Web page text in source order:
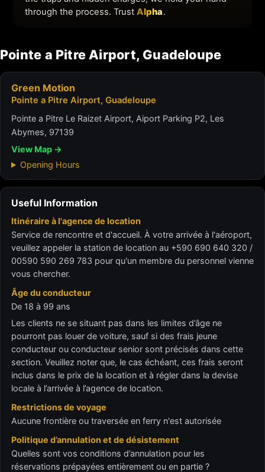
Pointe a Pitre Airport, Guadeloupe
Green Motion
Pointe a Pitre Airport, Guadeloupe
Pointe a Pitre Le Raizet Airport, Aiport Parking P2, Les
Abymes, 97139
View Map →
Opening Hours
Useful Information
Itinéraire à l'agence de location
Service de rencontre et d'accueil. À votre arrivée à l'aéroport,
veuillez appeler la station de location au +590 690 640 320 /
00590 590 269 783 pour qu'un membre du personnel vienne
vous chercher.
Âge du conducteur
De 18 à 99 ans
Les clients ne se situant pas dans les limites d’âge ne
pourront pas louer de voiture, sauf si des frais jeune
conducteur ou conducteur senior sont précisés dans cette
section. Veuillez noter que, le cas échéant, ces frais seront
inclus dans le prix de la location et à régler dans la devise
locale à l’arrivée à l’agence de location.
Restrictions de voyage
Aucune frontière ou traversée en ferry n'est autorisée
Politique d’annulation et de désistement
Quelles sont vos conditions d’annulation pour les
réservations prépayées entièrement ou en partie ?